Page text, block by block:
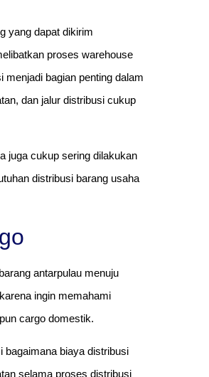
yang dapat dikirim
proses warehouse
menjadi bagian penting dalam
dan jalur distribusi cukup
juga cukup sering dilakukan
distribusi barang usaha
antarpulau menuju
ingin memahami
cargo domestik.
bagaimana biaya distribusi
selama proses distribusi